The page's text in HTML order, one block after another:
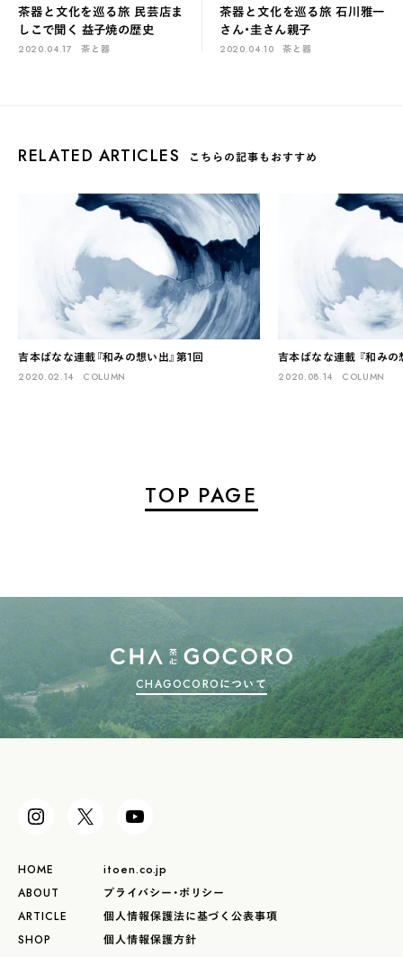
茶器と文化を巡る旅 民芸店ま
しこで聞く 益子焼の歴史
2020.04.17 茶と器
茶器と文化を巡る旅 石川雅一
さん・圭さん親子
2020.04.10 茶と器
RELATED ARTICLES こちらの記事もおすすめ
吉本ばなな連載『和みの想い出』第1回
2020.02.14 COLUMN
吉本ばなな連載 『和みの
2020.08.14 COLUMN
TOP PAGE
CHAGOCOROについて
HOME
ABOUT
ARTICLE
SHOP
itoen.co.jp
プライバシー・ポリシー
個人情報保護法に基づく公表事項
個人情報保護方針